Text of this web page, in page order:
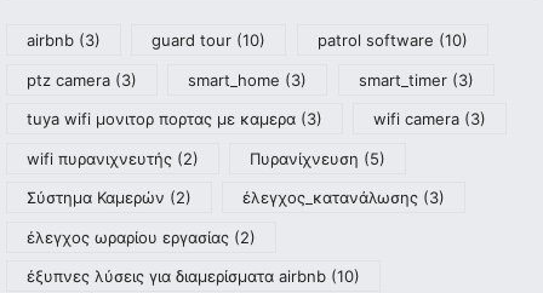
airbnb (3) guard tour (10) patrol software (10)
ptz camera (3) smart_home (3) smart_timer(3)
tuya wifi μονιτορ πορτας με καμερα (3) wifi camera (3)
wifi πυρανιχνευτής (2) Πυρανίχνευση (5)
Σύστημα Καμερών (2) έλεγχος_κατανάλωσης (3)
έλεγχος ωραρίου εργασίας (2)
έξυπνες λύσεις για διαμερίσματα airbnb (10)